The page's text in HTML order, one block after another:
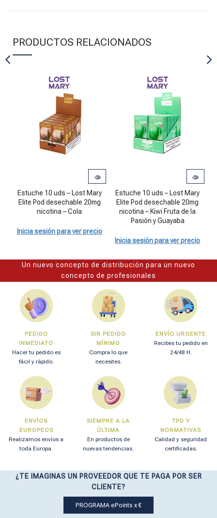
PRODUCTOS RELACIONADOS
Estuche 10 uds - Lost Mary Elite Pod desechable 20mg nicotina -
Estuche 10 uds – Lost Mary
Elite Pod desechable 20mg
nicotina – Cola
Inicia sesión para ver precio
Estuche 10 uds - Lost Mary Elite
Estuche 10 uds – Lost Mary
Elite Pod desechable 20mg
nicotina – Kiwi Fruta de la
Pasión y Guayaba
Inicia sesión para ver precio
Un nuevo concepto de distribución para un nuevo
concepto de profesionales
PEDIDO
INMEDIATO
Hacer tu pedido es
fácil y rápido.
SIN PEDIDO
MÍNIMO
Compra lo que
necesites.
ENVÍO URGENTE
Recibes tu pedido en
24/48 H.
ENVÍOS
EUROPEOS
Realizamos envíos a
toda Europa.
SIEMPRE A LA
ÚLTIMA
En productos de
nuevas tendencias.
TPD Y
NORMATIVAS
Calidad y seguridad
certificadas.
¿TE IMAGINAS UN PROVEEDOR QUE TE PAGA POR SER
CLIENTE?
PROGRAMA ePoints x €